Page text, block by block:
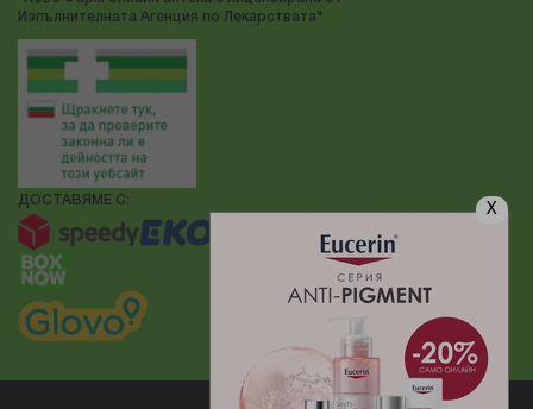
X
Изпълнителната Агенция по Лекарствата"
ДОСТАВЯМЕ С: